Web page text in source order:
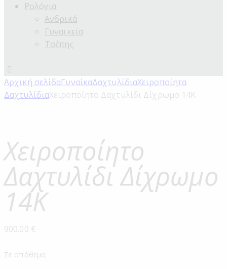
Ρολόγια
Ανδρικά
Γυναικεία
Τσέπης
Αρχική σελίδαΓυναίκαΔαχτυλίδιαΧειροποίητα
ΔαχτυλίδιαΧειροποίητο Δαχτυλίδι Δίχρωμο 14Κ
Χειροποίητο
Δαχτυλίδι Δίχρωμο
14Κ
900.00 €
Σε απόθεμα